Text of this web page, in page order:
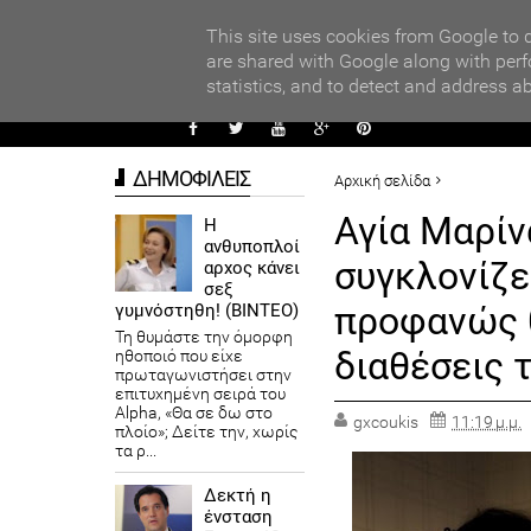
Αρχική σελίδα
ΕΛΛΑΔΑ
Αγία Μαρίνα: Η μαρτυρία
κάτι ακόμα, οι διαθέσεις
Αγία
προφανώς
διαθέσεις
gxcoukis 11:19 μ.μ.
ΔΗΜΟΦΙΛΕΙΣ
Η
ανθυποπλοί
αρχος κάνει
σεξ
γυμνόστηθη! (ΒΙΝΤΕΟ)
Τη θυμάστε την όμορφη
ηθοποιό που είχε
πρωταγωνιστήσει στην
επιτυχημένη σειρά του
Alpha, «Θα σε δω στο
πλοίο»; Δείτε την, χωρίς
τα ρ...
Δεκτή η
ένσταση
This site uses cookies from Google to
are shared with Google along with
statistics, and to detect and address